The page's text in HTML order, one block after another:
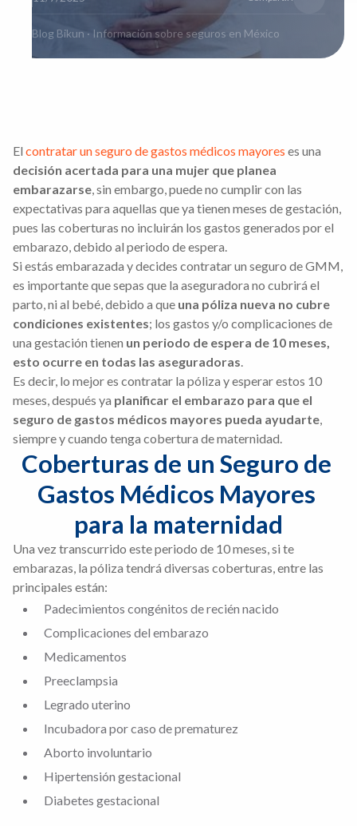
Blog Bikun · Información sobre seguros en México
El contratar un seguro de gastos médicos mayores es una
decisión acertada para una mujer que planea
embarazarse, sin embargo, puede no cumplir con las
expectativas para aquellas que ya tienen meses de gestación,
pues las coberturas no incluirán los gastos generados por el
embarazo, debido al periodo de espera.
Si estás embarazada y decides contratar un seguro de GMM,
es importante que sepas que la aseguradora no cubrirá el
parto, ni al bebé, debido a que una póliza nueva no cubre
condiciones existentes; los gastos y/o complicaciones de
una gestación tienen un periodo de espera de 10 meses,
esto ocurre en todas las aseguradoras.
Es decir, lo mejor es contratar la póliza y esperar estos 10
meses, después ya planificar el embarazo para que el
seguro de gastos médicos mayores pueda ayudarte,
siempre y cuando tenga cobertura de maternidad.
Coberturas de un Seguro de
Gastos Médicos Mayores
para la maternidad
Una vez transcurrido este periodo de 10 meses, si te
embarazas, la póliza tendrá diversas coberturas, entre las
principales están:
Padecimientos congénitos de recién nacido
Complicaciones del embarazo
Medicamentos
Preeclampsia
Legrado uterino
Incubadora por caso de prematurez
Aborto involuntario
Hipertensión gestacional
Diabetes gestacional